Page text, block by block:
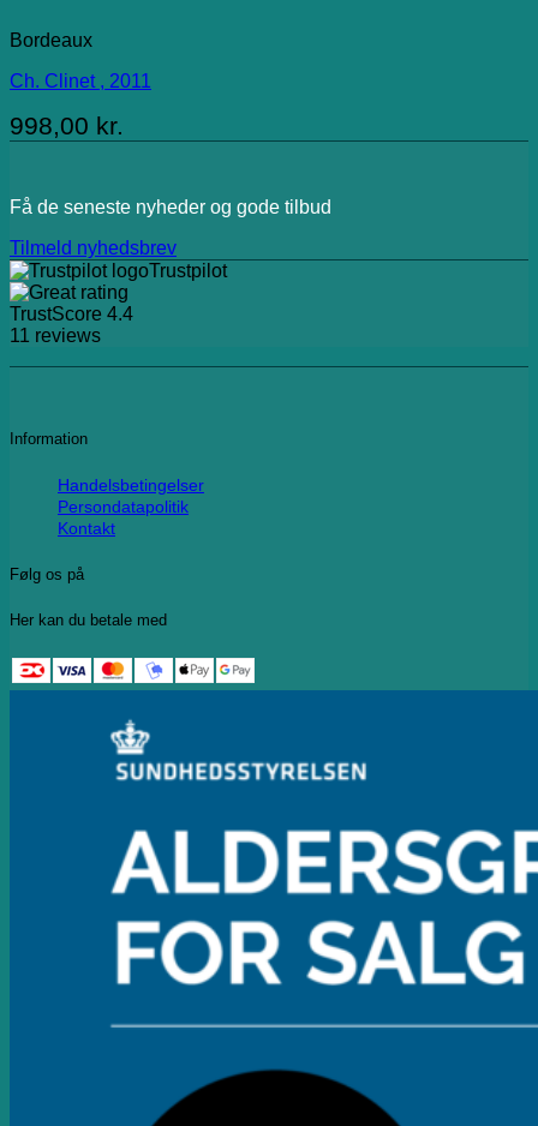
Bordeaux
Ch. Clinet , 2011
998,00 kr.
Få de seneste nyheder og gode tilbud
Tilmeld nyhedsbrev
Trustpilot
TrustScore 4.4
11 reviews
Information
Handelsbetingelser
Persondatapolitik
Kontakt
Følg os på
Her kan du betale med